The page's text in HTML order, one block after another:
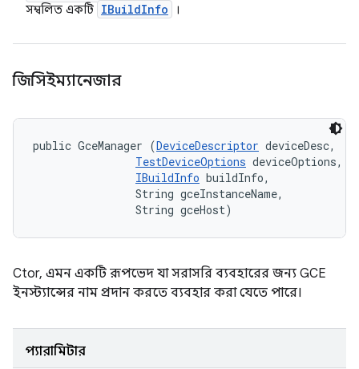
সম্বলিত একটি IBuildInfo ।
জিসিইম্যানেজার
public GceManager (DeviceDescriptor deviceDesc,
TestDeviceOptions deviceOptions,
IBuildInfo buildInfo,
                String gceInstanceName,
                String gceHost)
Ctor, এমন একটি রূপভেদ যা সরাসরি ব্যবহারের জন্য GCE
ইনস্ট্যান্সের নাম প্রদান করতে ব্যবহার করা যেতে পারে।
প্যারামিটার